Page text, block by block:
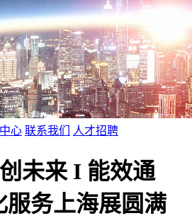
心 联系我们 人才招聘
未来 I 能效通
服务上海展圆满